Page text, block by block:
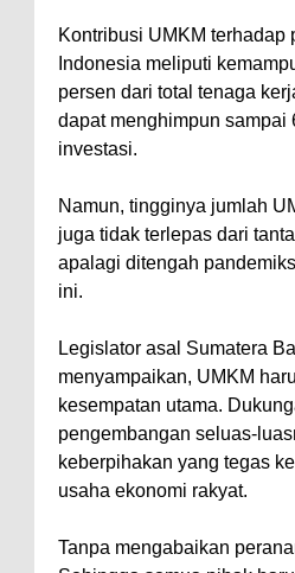
Kontribusi UMKM terhadap
Indonesia meliputi
persen dari total tenaga
dapat menghimpun sampai
investasi.
Namun, tingginya jumlah
juga tidak terlepas dari
apalagi ditengah
ini.
Legislator asal Sumatera
menyampaikan, UMKM
kesempatan utama.
pengembangan seluas-
keberpihakan yang tegas
usaha ekonomi rakyat.
Tanpa mengabaikan